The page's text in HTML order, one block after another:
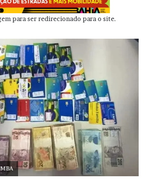
para ser redirecionado para o site.